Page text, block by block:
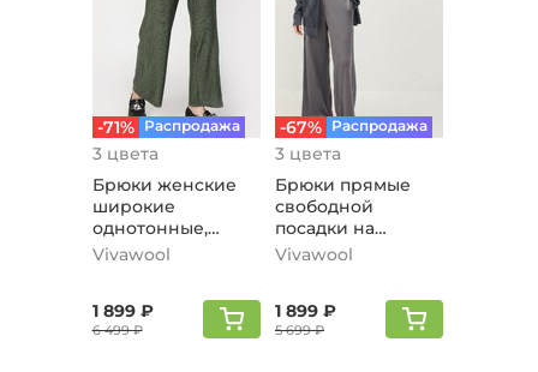
-71% Распродажа
3 цвета
Брюки женские
широкие
однотонные,
оливковый
Vivawool
1 899 ₽
6 499 ₽
-67% Распродажа
3 цвета
Брюки прямые
свободной
посадки на
резинке,
Vivawool
1 899 ₽
5 699 ₽